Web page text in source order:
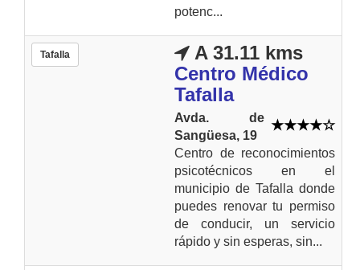
potenc...
Tafalla
A 31.11 kms
Centro Médico
Tafalla
Avda. de
Sangüesa, 19
Centro de reconocimientos
psicotécnicos en el
municipio de Tafalla donde
puedes renovar tu permiso
de conducir, un servicio
rápido y sin esperas, sin...